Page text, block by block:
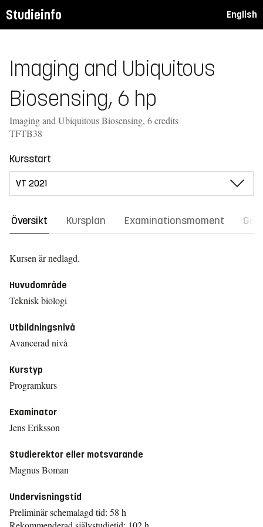
Studieinfo English
Imaging and Ubiquitous
Biosensing, 6 hp
Imaging and Ubiquitous Biosensing, 6 credits
TFTB38
Kursstart
Översikt Kursplan Examinationsmoment
Kursen är nedlagd.
Huvudområde
Teknisk biologi
Utbildningsnivå
Avancerad nivå
Kurstyp
Programkurs
Examinator
Jens Eriksson
Studierektor eller motsvarande
Magnus Boman
Undervisningstid
Preliminär schemalagd tid: 58 h